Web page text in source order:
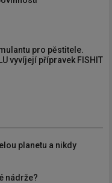
pro pěstitele.
vyvíjejí přípravek FISHIT
planetu a nikdy
nádrže?